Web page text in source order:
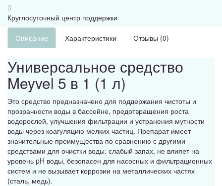
Круглосуточный центр поддержки
Описание Характеристики Отзывы (0)
Универсальное средство
Meyvel 5 в 1 (1 л)
Это средство предназначено для поддержания чистоты и
прозрачности воды в бассейне, предотвращения роста
водорослей, улучшения фильтрации и устранения мутности
воды через коагуляцию мелких частиц. Препарат имеет
значительные преимущества по сравнению с другими
средствами для очистки воды: слабый запах, не влияет на
уровень pH воды, безопасен для насосных и фильтрационных
систем и не вызывает коррозии на металлических частях
(сталь, медь).